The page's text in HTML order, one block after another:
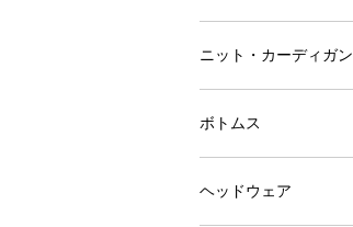
ニット・カーディガン
ボトムス
ヘッドウェア